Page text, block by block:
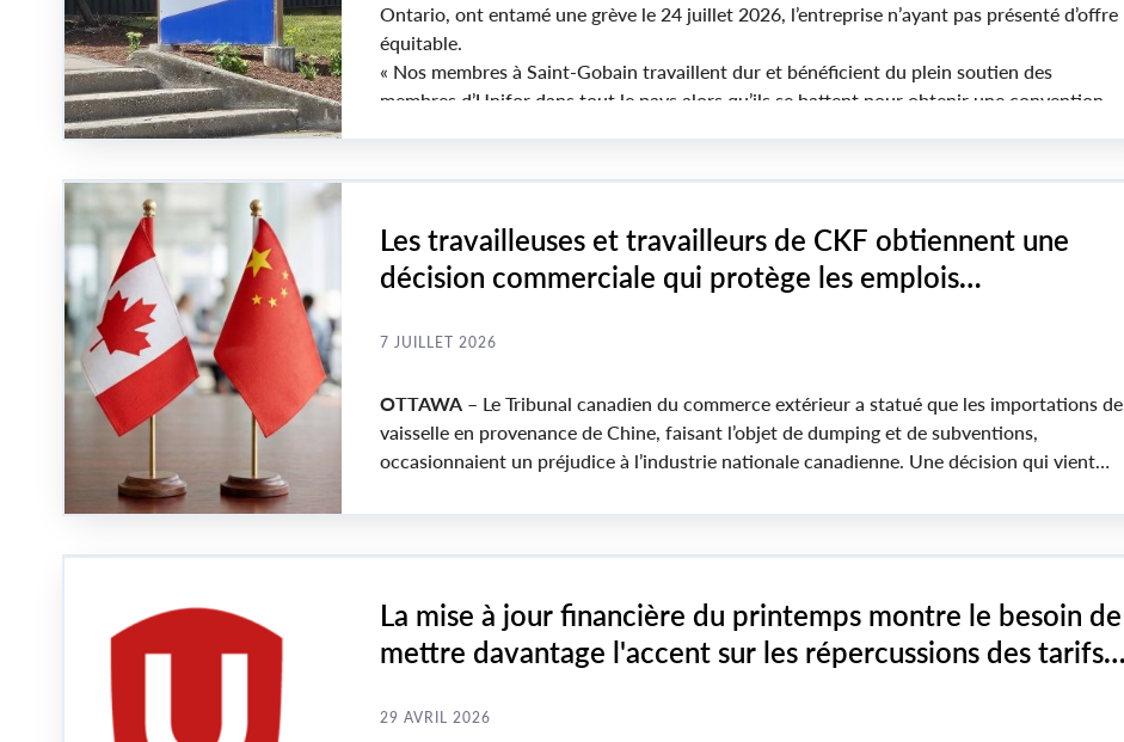
Ontario, ont entamé une grève le 24 juillet 2026, l’entreprise n’ayant pas présenté d’offre
équitable.
« Nos membres à Saint-Gobain travaillent dur et bénéficient du plein soutien des
membres d’Unifor dans tout le pays alors qu’ils se battent pour obtenir une convention
Les travailleuses et travailleurs de CKF obtiennent une
décision commerciale qui protège les emplois
7 JUILLET 2026
OTTAWA– Le Tribunal canadien du commerce extérieur a statué que les importations de
vaisselle en provenance de Chine, faisant l’objet de dumping et de subventions,
occasionnaient un préjudice à l’industrie nationale canadienne. Une décision qui vient
droits d’importation.
La mise à jour financière du printemps montre le besoin de
mettre davantage l'accent sur les répercussions des tarifs
Canada
29 AVRIL 2026